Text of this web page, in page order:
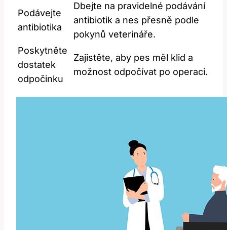
Podávejte
antibiotika
Dbejte na pravidelné podávání
antibiotik a nes přesně podle
pokynů veterináře.
Poskytněte
dostatek
odpočinku
Zajistěte, aby pes měl klid a
možnost odpočívat po operaci.